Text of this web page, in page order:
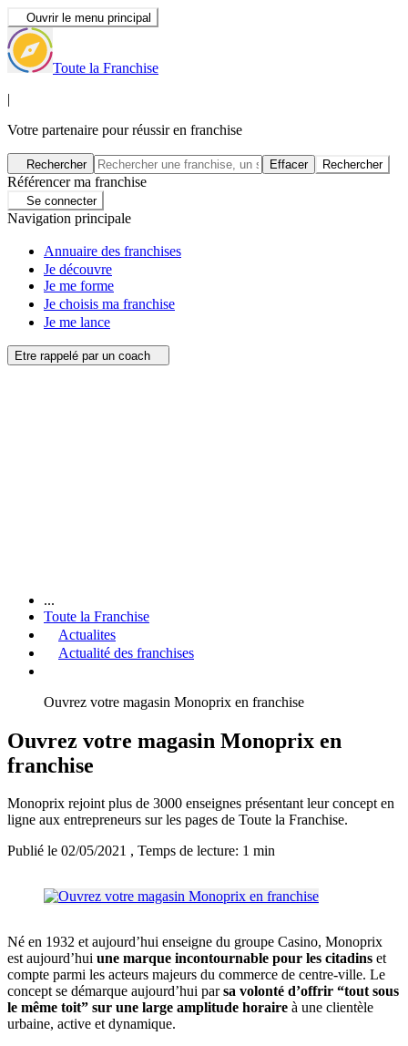
Ouvrir le menu principal
Toute la Franchise
|
Votre partenaire pour réussir en franchise
Rechercher Effacer Rechercher
Référencer ma franchise
Se connecter
Navigation principale
Annuaire des franchises
Je découvre
Je me forme
Je choisis ma franchise
Je me lance
Etre rappelé par un coach
...
Toute la Franchise
Actualites
Actualité des franchises
Ouvrez votre magasin Monoprix en franchise
Ouvrez votre magasin Monoprix en
franchise
Monoprix rejoint plus de 3000 enseignes présentant leur concept en
ligne aux entrepreneurs sur les pages de Toute la Franchise.
Publié le 02/05/2021 , Temps de lecture: 1 min
Né en 1932 et aujourd’hui enseigne du groupe Casino, Monoprix
est aujourd’hui une marque incontournable pour les citadins et
compte parmi les acteurs majeurs du commerce de centre-ville. Le
concept se démarque aujourd’hui parsa volonté d’offrir “tout sous
le même toit” sur une large amplitude horaire à une clientèle
urbaine, active et dynamique.